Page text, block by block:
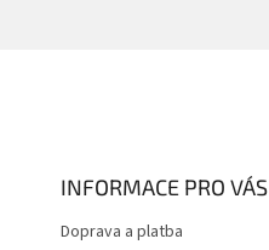
INFORMACE PRO VÁS
Doprava a platba